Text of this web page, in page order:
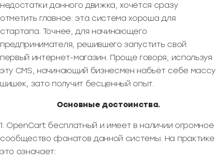
недостатки данного движка, хочется сразу
отметить главное: эта система хороша для
стартапа. Точнее, для начинающего
предпринимателя, решившего запустить свой
первый интернет-магазин. Проще говоря, используя
эту CMS, начинающий бизнесмен набьёт себе массу
шишек, зато получит бесценный опыт.
Основные достоинства.
1. OpenCart бесплатный и имеет в наличии огромное
сообщество фанатов данной системы. На практике
это означает: